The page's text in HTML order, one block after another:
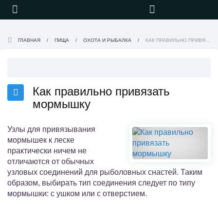
ГЛАВНАЯ ПИЩА ОХОТА И РЫБАЛКА КАК ПРАВИЛЬНО ПРИВЯЗАТЬ МОРМЫШКУ
Как правильно привязать
мормышку
Узлы для привязывания
мормышек к леске
практически ничем не
отличаются от обычных
узловых соединений для рыболовных снастей. Таким
образом, выбирать тип соединения следует по типу
мормышки: с ушком или с отверстием.